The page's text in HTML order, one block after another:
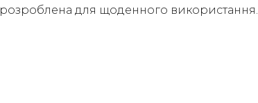
розроблена для щоденного використання.